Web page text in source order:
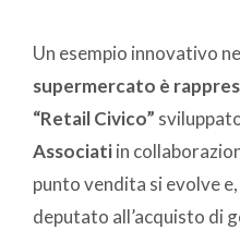
Un esempio innovativo
supermercato è
“Retail Civico”
Associatiin
punto vendita si evolve
deputato all’acquisto di